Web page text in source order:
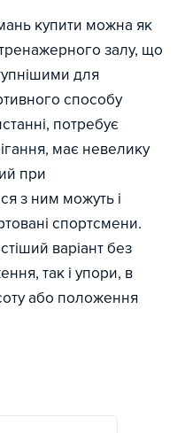
купити можна як
залу, що
для
способу
потребує
має невелику
при
з ним можуть і
спортсмени.
варіант без
так і упори, в
або положення